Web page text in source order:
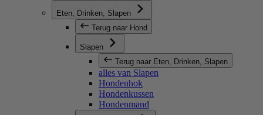
Eten, Drinken, Slapen
Terug naar Hond
Slapen
Terug naar Eten, Drinken, Slapen
alles van Slapen
Hondenhok
Hondenkussen
Hondenmand